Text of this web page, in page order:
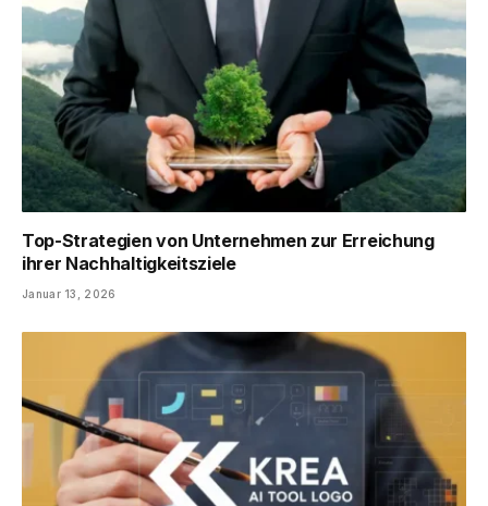
Top-Strategien von Unternehmen zur Erreichung
ihrer Nachhaltigkeitsziele
Januar 13, 2026